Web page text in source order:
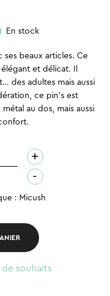
En stock
ses beaux articles. Ce
et délicat. Il
des adultes mais aussi
ce pin’s est
au dos, mais aussi
+
-
: Micush
souhaits